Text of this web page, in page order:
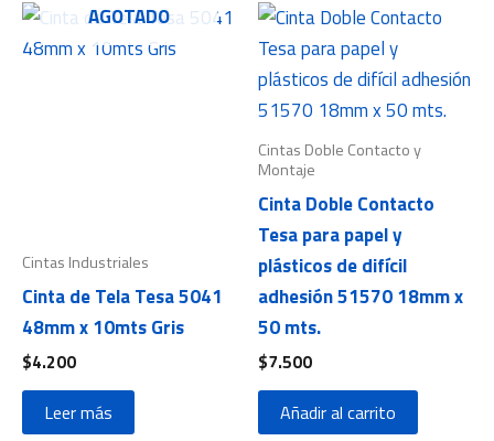
AGOTADO
Cintas Industriales
Cinta de Tela Tesa 5041
48mm x 10mts Gris
$4.200
Leer más
Cintas Doble Contacto y
Montaje
Cinta Doble Contacto
Tesa para papel y
plásticos de difícil
adhesión 51570 18mm x
50 mts.
$7.500
Añadir al carrito